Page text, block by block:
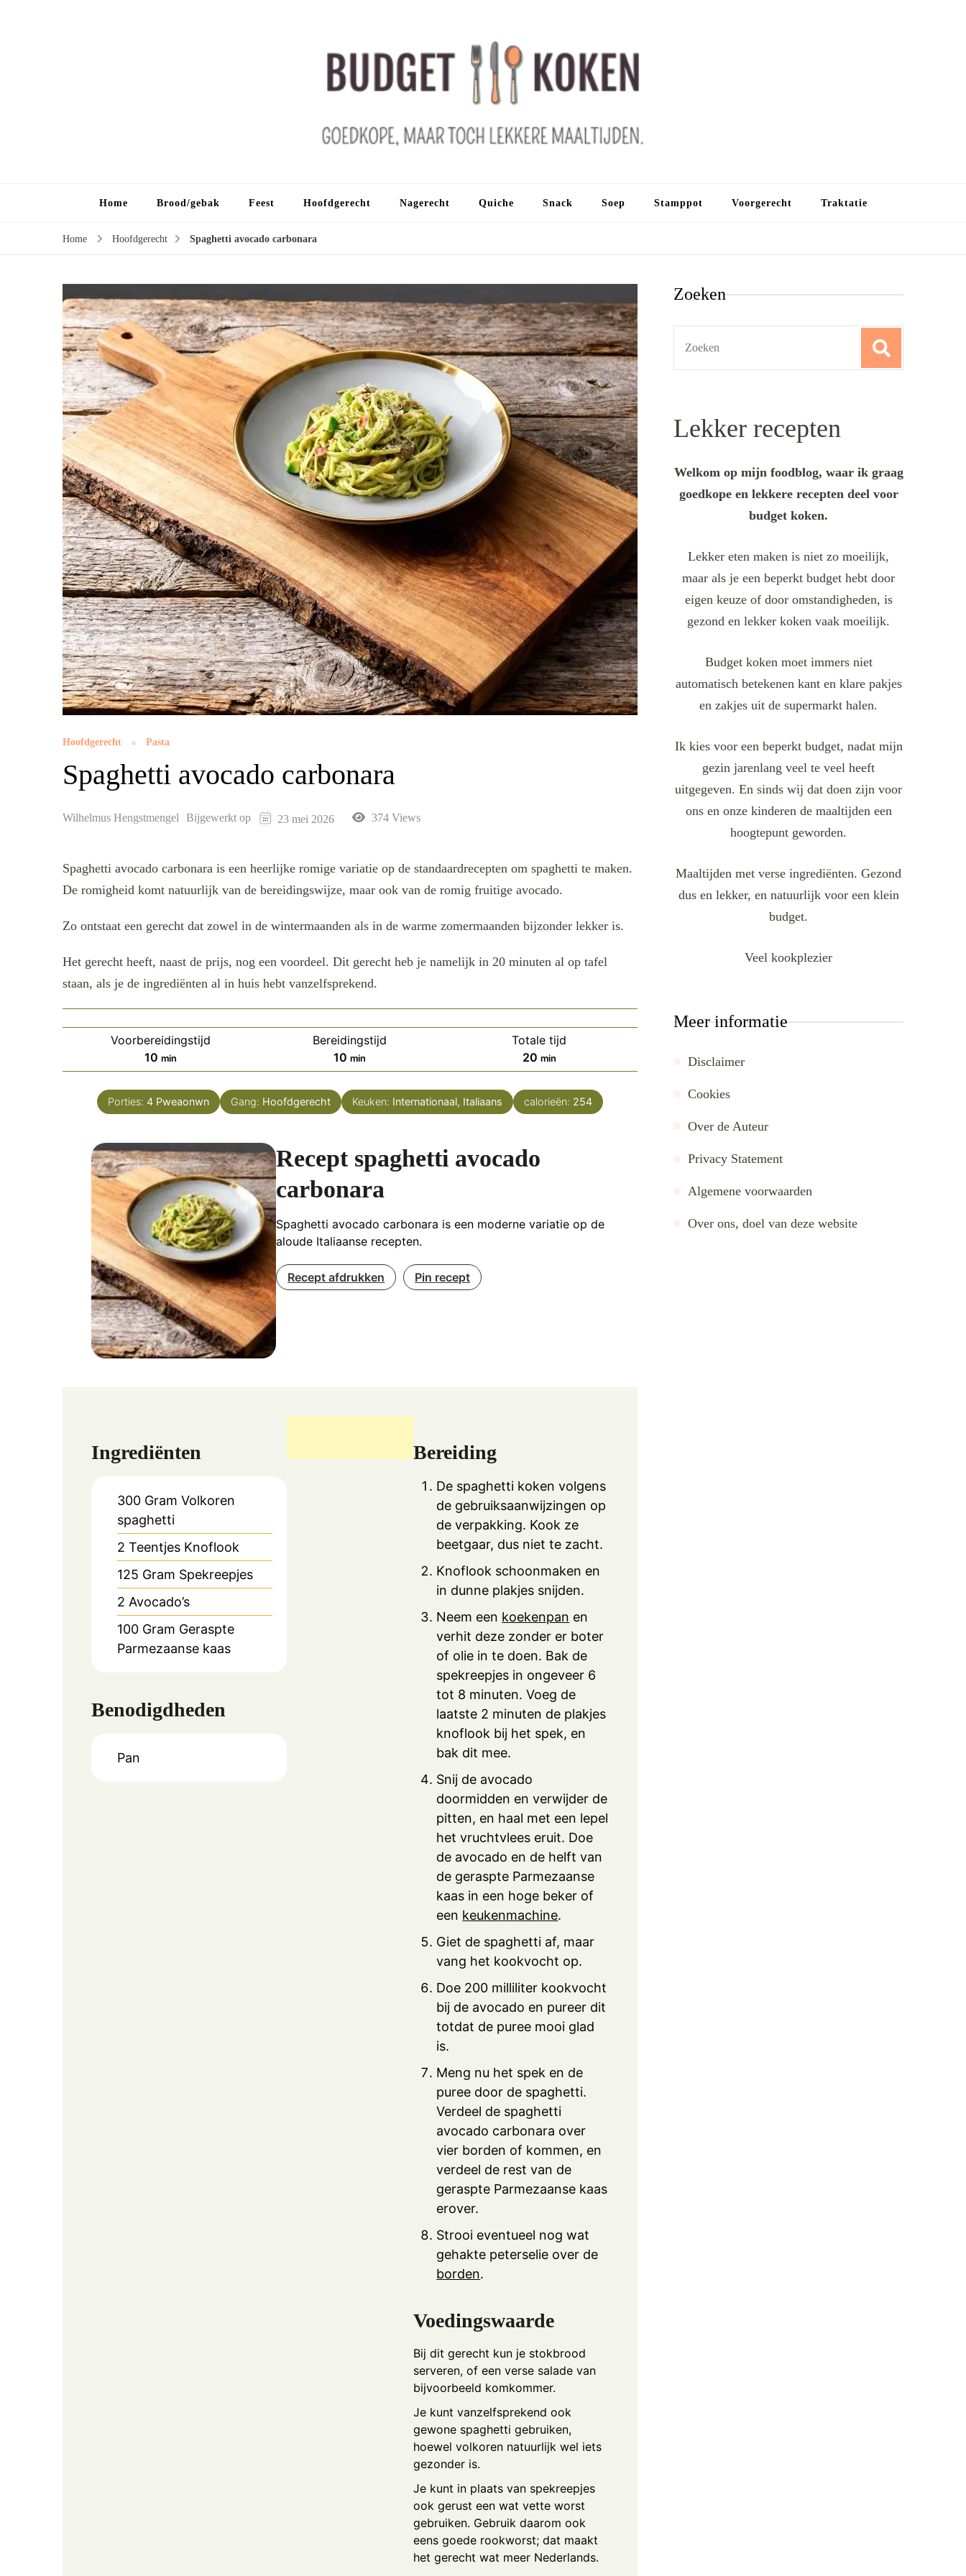
Home Brood/gebak Feest Hoofdgerecht Nagerecht Quiche Snack Soep Stamppot Voorgerecht Traktatie
Home Hoofdgerecht Spaghetti avocado carbonara
Hoofdgerecht Pasta
Spaghetti avocado carbonara
Wilhelmus Hengstmengel Bijgewerkt op 23 mei 2026 374 Views
Spaghetti avocado carbonara is een heerlijke romige variatie op de standaardrecepten om spaghetti te maken.
De romigheid komt natuurlijk van de bereidingswijze, maar ook van de romig fruitige avocado.
Zo ontstaat een gerecht dat zowel in de wintermaanden als in de warme zomermaanden bijzonder lekker is.
Het gerecht heeft, naast de prijs, nog een voordeel. Dit gerecht heb je namelijk in 20 minuten al op tafel
staan, als je de ingrediënten al in huis hebt vanzelfsprekend.
Voorbereidingstijd
10 minuten
min
Bereidingstijd
10 minuten
min
Totale tijd
20minuten
min
Porties: 4 Pweaonwn Gang: Hoofdgerecht Keuken: Internationaal, Italiaans calorieën: 254
Recept spaghetti avocado
carbonara
Spaghetti avocado carbonara is een moderne variatie op de
aloude Italiaanse recepten.
Recept afdrukken Pin recept
Ingrediënten
300 Gram Volkoren
spaghetti
2 Teentjes Knoflook
125 Gram Spekreepjes
2 Avocado’s
100 Gram Geraspte
Parmezaanse kaas
Benodigdheden
Pan
Bereiding
De spaghetti koken volgens
de gebruiksaanwijzingen op
de verpakking. Kook ze
beetgaar, dus niet te zacht.
Knoflook schoonmaken en
in dunne plakjes snijden.
Neem een koekenpan en
verhit deze zonder er boter
of olie in te doen. Bak de
spekreepjes in ongeveer 6
tot 8 minuten. Voeg de
laatste 2 minuten de plakjes
knoflook bij het spek, en
bak dit mee.
Snij de avocado
doormidden en verwijder de
pitten, en haal met een lepel
het vruchtvlees eruit. Doe
de avocado en de helft van
de geraspte Parmezaanse
kaas in een hoge beker of
een keukenmachine.
Giet de spaghetti af, maar
vang het kookvocht op.
Doe 200 milliliter kookvocht
bij de avocado en pureer dit
totdat de puree mooi glad
is.
Meng nu het spek en de
puree door de spaghetti.
Verdeel de spaghetti
avocado carbonara over
vier borden of kommen, en
verdeel de rest van de
geraspte Parmezaanse kaas
erover.
Strooi eventueel nog wat
gehakte peterselie over de
borden.
Voedingswaarde
Bij dit gerecht kun je stokbrood
serveren, of een verse salade van
bijvoorbeeld komkommer.
Je kunt vanzelfsprekend ook
gewone spaghetti gebruiken,
hoewel volkoren natuurlijk wel iets
gezonder is.
Je kunt in plaats van spekreepjes
ook gerust een wat vette worst
gebruiken. Gebruik daarom ook
eens goede rookworst; dat maakt
het gerecht wat meer Nederlands.
Zoeken
Lekker recepten
Welkom op mijn foodblog, waar ik graag
goedkope en lekkere recepten deel voor
budget koken.
Lekker eten maken is niet zo moeilijk,
maar als je een beperkt budget hebt door
eigen keuze of door omstandigheden, is
gezond en lekker koken vaak moeilijk.
Budget koken moet immers niet
automatisch betekenen kant en klare pakjes
en zakjes uit de supermarkt halen.
Ik kies voor een beperkt budget, nadat mijn
gezin jarenlang veel te veel heeft
uitgegeven. En sinds wij dat doen zijn voor
ons en onze kinderen de maaltijden een
hoogtepunt geworden.
Maaltijden met verse ingrediënten. Gezond
dus en lekker, en natuurlijk voor een klein
budget.
Veel kookplezier
Meer informatie
Disclaimer
Cookies
Over de Auteur
Privacy Statement
Algemene voorwaarden
Over ons, doel van deze website